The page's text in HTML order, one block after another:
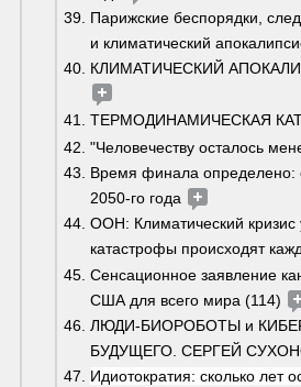
Парижские беспорядки,
и климатический
КЛИМАТИЧЕСКИЙ
ТЕРМОДИНАМИЧЕСКАЯ
"Человечеству осталось
Время финала определено:
2050-го года
ООН: Климатический
катастрофы происходят
Сенсационное заявление
США для всего мира (114)
ЛЮДИ-БИОРОБОТЫ и
БУДУЩЕГО. СЕРГЕЙ
Идиотократия: сколько лет